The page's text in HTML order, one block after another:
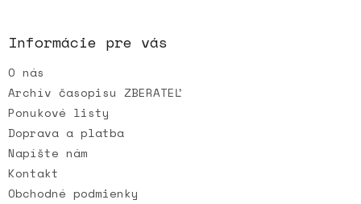
i
e
Informácie pre vás
O nás
Archív časopisu ZBERATEĽ
Ponukové listy
Doprava a platba
Napíšte nám
Kontakt
Obchodné podmienky